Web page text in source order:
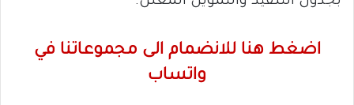
اضغط هنا للانضمام الى مجموعاتنا في
واتساب